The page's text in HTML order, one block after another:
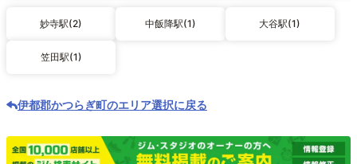
妙寺駅(2) 中飯降駅(1) 大谷駅(1)
笠田駅(1)
伊都郡かつらぎ町のエリア選択に戻る